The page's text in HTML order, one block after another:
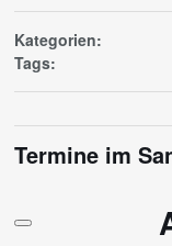
Kategorien:
Tags:
Termine im